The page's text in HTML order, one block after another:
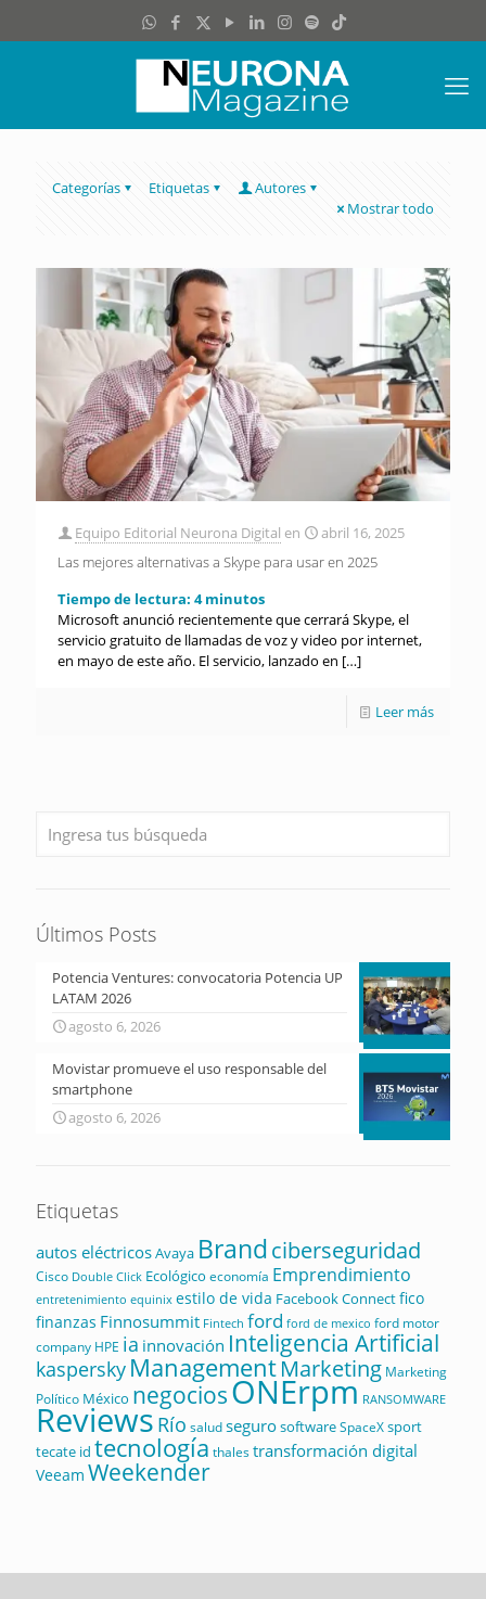
Categorías Etiquetas
Autores
Mostrar todo
Equipo Editorial Neurona Digital en
abril 16, 2025
Las mejores alternativas a Skype para usar en 2025
Tiempo de lectura: 4 minutos
Microsoft anunció recientemente que cerrará Skype, el
servicio gratuito de llamadas de voz y video por internet,
en mayo de este año. El servicio, lanzado en […]
Leer más
Últimos Posts
Potencia Ventures: convocatoria Potencia UP
LATAM 2026
agosto 6, 2026
Movistar promueve el uso responsable del
smartphone
agosto 6, 2026
Etiquetas
autos eléctricosAvaya Brandciberseguridad
Cisco Double Click Ecológico economía Emprendimiento
entretenimiento equinix estilo de vida Facebook Connectfico
finanzas Finnosummit Fintech ford ford de mexico ford motor
company HPE ia innovación Inteligencia Artificial
kaspersky ManagementMarketing Marketing
Político México negociosONErpm RANSOMWARE
Reviews Río saludsegurosoftwareSpaceXsport
tecate id tecnología thalestransformación digital
Veeam Weekender